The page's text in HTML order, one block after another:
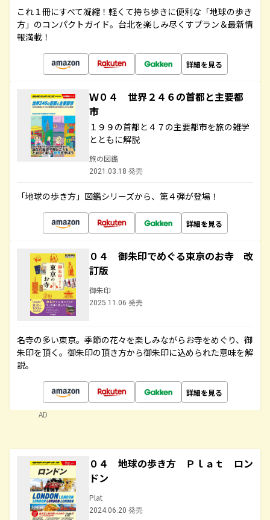
これ１冊にすべて凝縮！軽くて持ち歩きに便利な「地球の歩き
方」のコンパクトガイド。台北を楽しみ尽くすプラン＆最新情
報満載！
詳細を見る
Ｗ０４ 世界２４６の首都と主要都
市
１９９の首都と４７の主要都市を旅の雑学
とともに解説
旅の図鑑
2021.03.18 発売
「地球の歩き方」図鑑シリーズから、第４弾が登場！
詳細を見る
０４ 御朱印でめぐる東京のお寺 改
訂版
御朱印
2025.11.06 発売
名寺の多い東京。季節の花々を楽しみながらお寺をめぐり、御
朱印を頂く。御朱印の頂き方から御朱印に込められた意味を解
説。
詳細を見る
AD
０４ 地球の歩き方 Ｐｌａｔ ロン
ドン
Plat
2024.06.20 発売